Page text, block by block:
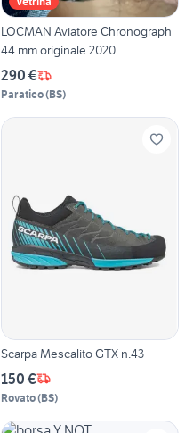
LOCMAN Aviatore Chronograph
44 mm originale 2020
290 €
Paratico(BS)
Scarpa Mescalito GTX n.43
150 €
Rovato(BS)